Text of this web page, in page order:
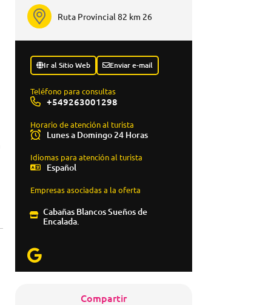
Ruta Provincial 82 km 26
Teléfono para consultas
+549263001298
Ir al Sitio Web Enviar e-mail
Horario de atención al turista
Lunes a Domingo 24 Horas
Idiomas para atención al turista
Español
Empresas asociadas a la oferta
Cabañas Blancos Sueños de
Encalada.
Compartir